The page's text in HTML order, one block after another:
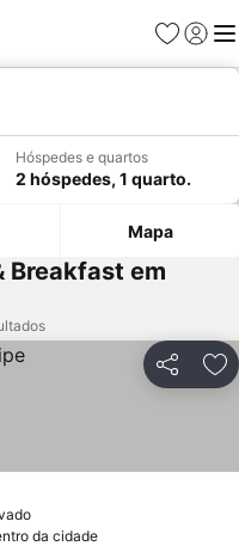
Favoritos
Iniciar
Hóspedes e quartos
2 hóspedes, 1 quarto.
Mapa
Breakfast em
Partilhar
da cidade